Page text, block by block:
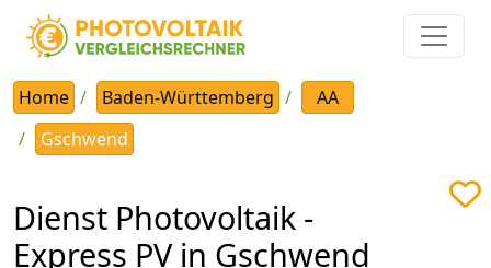
Home Baden-Württemberg
AA
Gschwend
Dienst Photovoltaik -
Express PV in Gschwend